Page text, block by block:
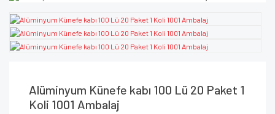
Alüminyum Künefe kabı 100 Lü 20 Paket 1
Koli 1001 Ambalaj